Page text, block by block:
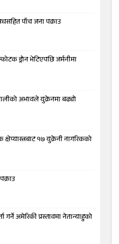
पाँच जना पक्राउ
ड्रोन भेटिएपछि जर्मनीमा
अभावले युक्रेनमा बढ्यो
१७ युक्रेनी नागरिकको
गर्ने अमेरिकी प्रस्तावमा नेतान्याहुको